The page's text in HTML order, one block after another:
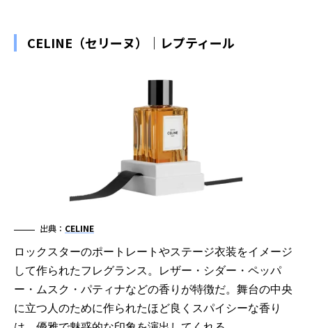
CELINE（セリーヌ）｜レプティール
出典： CELINE
ロックスターのポートレートやステージ衣装をイメージ
して作られたフレグランス。レザー・シダー・ペッパ
ー・ムスク・パティナなどの香りが特徴だ。舞台の中央
に立つ人のために作られたほど良くスパイシーな香り